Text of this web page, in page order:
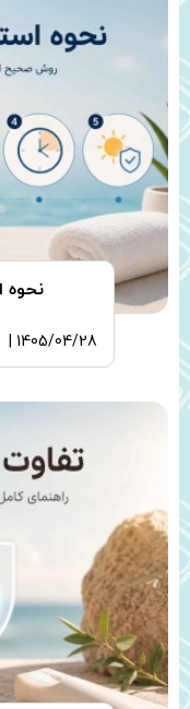
نحوه
1405/04/28 |